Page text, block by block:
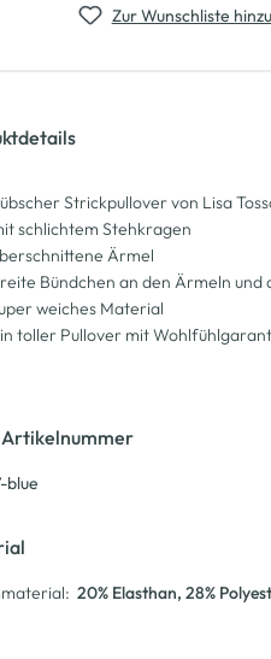
Zur Wunschliste
Strickpullover von Lisa
schlichtem Stehkragen
Ärmel
Bündchen an den Ärmeln und
weiches Material
toller Pullover mit
Artikelnummer
blue
20% Elasthan, 28%